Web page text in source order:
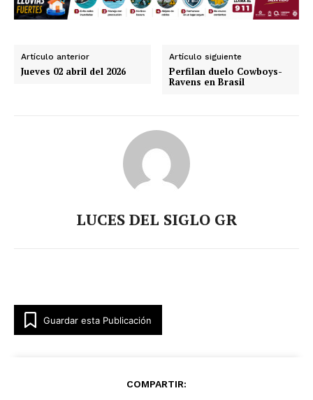
Artículo anterior
Jueves 02 abril del 2026
Artículo siguiente
Perfilan duelo Cowboys-
Ravens en Brasil
LUCES DEL SIGLO GR
Guardar esta Publicación
COMPARTIR: